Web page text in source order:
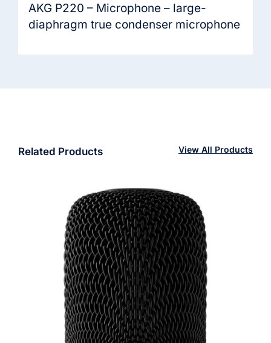
AKG P220 – Microphone – large-
diaphragm true condenser microphone
Related Products View All Products